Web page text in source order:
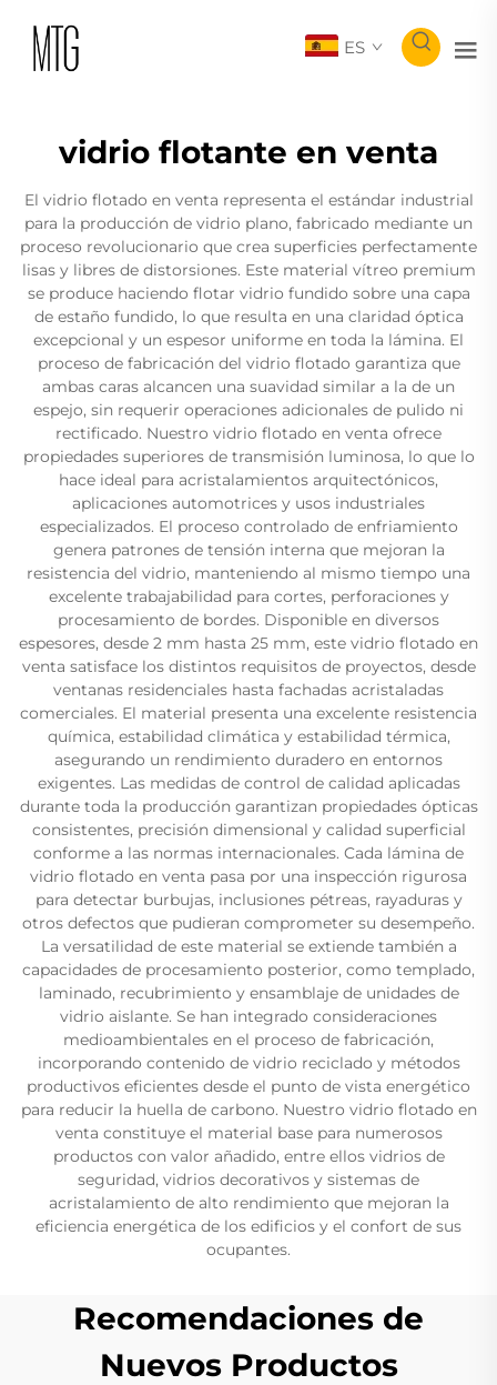
ES
vidrio flotante en venta
El vidrio flotado en venta representa el estándar industrial
para la producción de vidrio plano, fabricado mediante un
proceso revolucionario que crea superficies perfectamente
lisas y libres de distorsiones. Este material vítreo premium
se produce haciendo flotar vidrio fundido sobre una capa
de estaño fundido, lo que resulta en una claridad óptica
excepcional y un espesor uniforme en toda la lámina. El
proceso de fabricación del vidrio flotado garantiza que
ambas caras alcancen una suavidad similar a la de un
espejo, sin requerir operaciones adicionales de pulido ni
rectificado. Nuestro vidrio flotado en venta ofrece
propiedades superiores de transmisión luminosa, lo que lo
hace ideal para acristalamientos arquitectónicos,
aplicaciones automotrices y usos industriales
especializados. El proceso controlado de enfriamiento
genera patrones de tensión interna que mejoran la
resistencia del vidrio, manteniendo al mismo tiempo una
excelente trabajabilidad para cortes, perforaciones y
procesamiento de bordes. Disponible en diversos
espesores, desde 2 mm hasta 25 mm, este vidrio flotado en
venta satisface los distintos requisitos de proyectos, desde
ventanas residenciales hasta fachadas acristaladas
comerciales. El material presenta una excelente resistencia
química, estabilidad climática y estabilidad térmica,
asegurando un rendimiento duradero en entornos
exigentes. Las medidas de control de calidad aplicadas
durante toda la producción garantizan propiedades ópticas
consistentes, precisión dimensional y calidad superficial
conforme a las normas internacionales. Cada lámina de
vidrio flotado en venta pasa por una inspección rigurosa
para detectar burbujas, inclusiones pétreas, rayaduras y
otros defectos que pudieran comprometer su desempeño.
La versatilidad de este material se extiende también a
capacidades de procesamiento posterior, como templado,
laminado, recubrimiento y ensamblaje de unidades de
vidrio aislante. Se han integrado consideraciones
medioambientales en el proceso de fabricación,
incorporando contenido de vidrio reciclado y métodos
productivos eficientes desde el punto de vista energético
para reducir la huella de carbono. Nuestro vidrio flotado en
venta constituye el material base para numerosos
productos con valor añadido, entre ellos vidrios de
seguridad, vidrios decorativos y sistemas de
acristalamiento de alto rendimiento que mejoran la
eficiencia energética de los edificios y el confort de sus
ocupantes.
Recomendaciones de
Nuevos Productos